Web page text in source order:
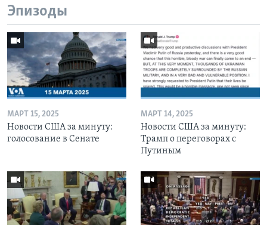
Эпизоды
МАРТ 15, 2025
Новости США за минуту:
голосование в Сенате
МАРТ 14, 2025
Новости США за минуту:
Трамп о переговорах с
Путиным